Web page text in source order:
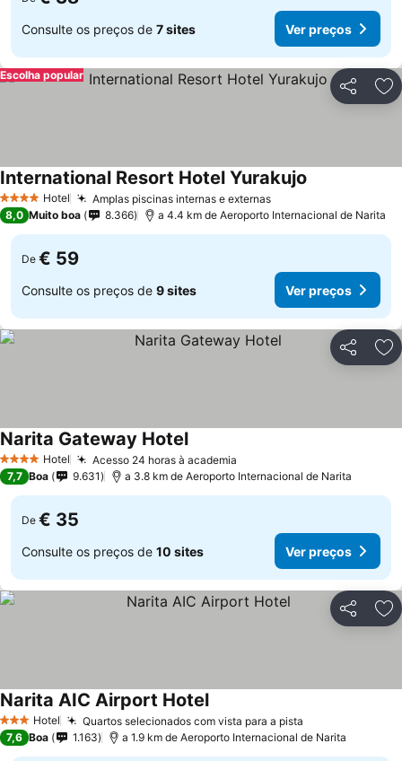
Consulte os preços de 7 sites Ver preços
Partilhar
Escolha popular
4 EstrelasHotel Amplas piscinas internas e externas
International Resort Hotel Yurakujo
8,0 Muito boa 8.366 a 4.4 km de Aeroporto Internacional de Narita
De € 59
Consulte os preços de 9 sites Ver preços
Partilhar
4 EstrelasHotel Acesso 24 horas à academia
Narita Gateway Hotel
7,7 Boa 9.631 a 3.8 km de Aeroporto Internacional de Narita
De € 35
Consulte os preços de 10 sites Ver preços
Partilhar
3 EstrelasHotel Quartos selecionados com vista para a pista
Narita AIC Airport Hotel
7,6 Boa 1.163 a 1.9 km de Aeroporto Internacional de Narita